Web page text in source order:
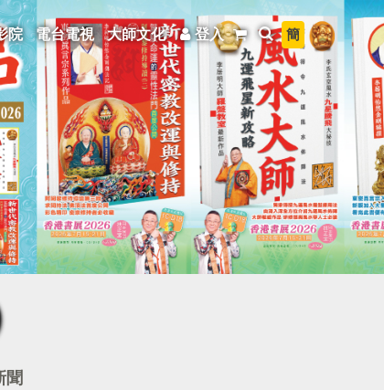
院 電台電視 大師文化 登入 簡
聞